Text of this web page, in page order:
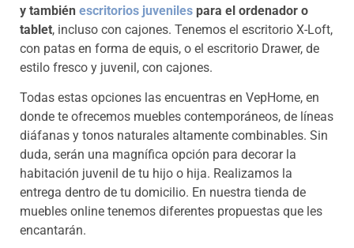
y también escritorios juveniles para el ordenador o
tablet, incluso con cajones. Tenemos el escritorio X-Loft,
con patas en forma de equis, o el escritorio Drawer, de
estilo fresco y juvenil, con cajones.
Todas estas opciones las encuentras en VepHome, en
donde te ofrecemos muebles contemporáneos, de líneas
diáfanas y tonos naturales altamente combinables. Sin
duda, serán una magnífica opción para decorar la
habitación juvenil de tu hijo o hija. Realizamos la
entrega dentro de tu domicilio. En nuestra tienda de
muebles online tenemos diferentes propuestas que les
encantarán.